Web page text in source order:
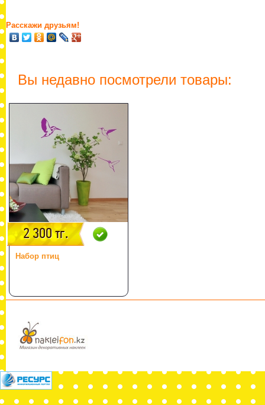
Расскажи друзьям!
Вы недавно посмотрели товары:
2 300 тг.
Набор птиц